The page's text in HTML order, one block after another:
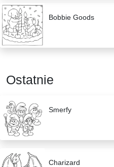
Bobbie Goods
Ostatnie
Smerfy
Charizard